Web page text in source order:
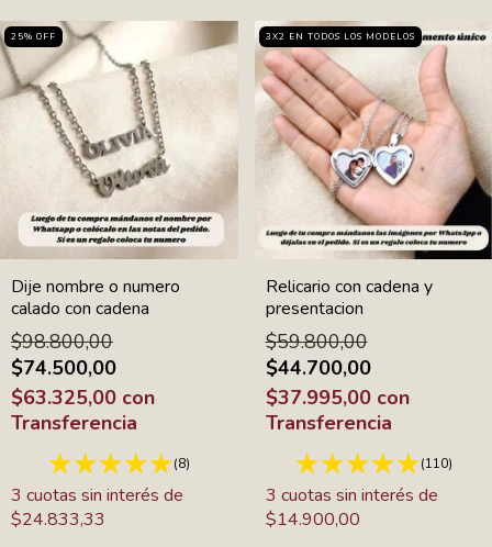
25% OFF
Dije nombre o numero
calado con cadena
$98.800,00
$74.500,00
$63.325,00 con
Transferencia
(8)
3 cuotas sin interés de
$24.833,33
3X2 EN TODOS LOS MODELOS
Relicario con cadena y
presentacion
$59.800,00
$44.700,00
$37.995,00 con
Transferencia
(110)
3 cuotas sin interés de
$14.900,00